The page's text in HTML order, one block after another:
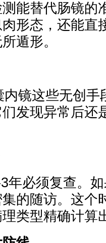
能替代肠镜的
形态，还能直
遁形。
镜这些无创手
发现异常后还
年必须复查。
的随访。这个
类型精确计算